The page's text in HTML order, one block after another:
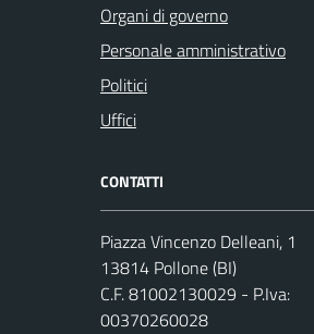
Organi di governo
Personale amministrativo
Politici
Uffici
CONTATTI
Piazza Vincenzo Delleani, 1
13814 Pollone (BI)
C.F. 81002130029 - P.Iva:
00370260028